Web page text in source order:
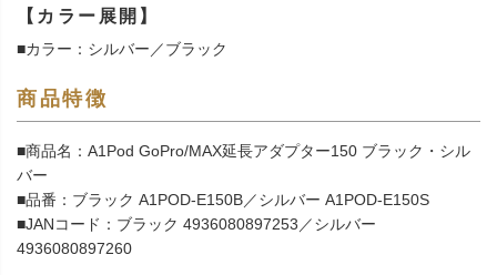
【カラー展開】
■カラー：シルバー／ブラック
商品特徴
■商品名：A1Pod GoPro/MAX延長アダプター150 ブラック・シル
バー
■品番：ブラック A1POD-E150B／シルバー A1POD-E150S
■JANコード：ブラック 4936080897253／シルバー
4936080897260